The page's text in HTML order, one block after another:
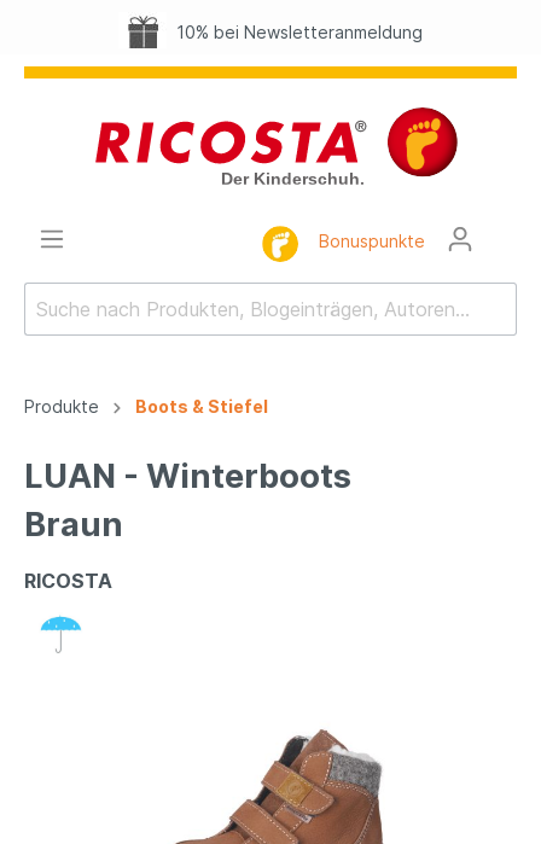
10% bei Newsletteranmeldung
Bonuspunkte
Produkte Boots & Stiefel
LUAN - Winterboots
Braun
RICOSTA